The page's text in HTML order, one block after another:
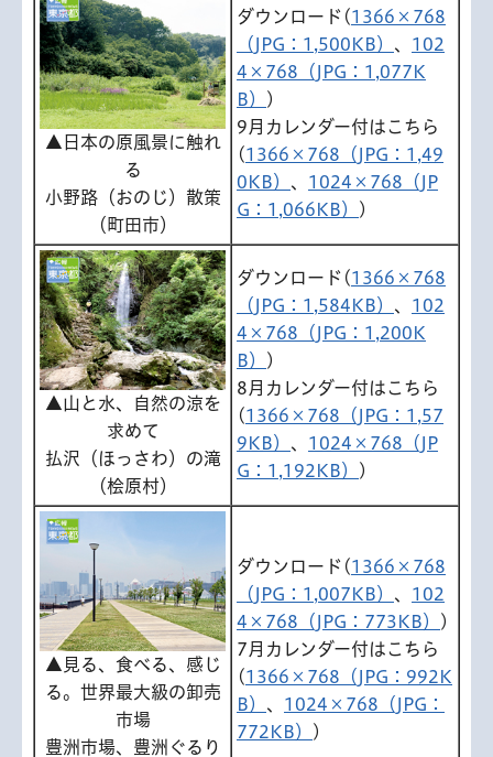
▲日本の原風景に触れ
る
小野路（おのじ）散策
（町田市）
ダウンロード(1366×768
（JPG：1,500KB） 、 102
4×768（JPG：1,077K
B）
)
9月カレンダー付はこちら
(1366×768（JPG：1,49
0KB） 、 1024×768（JP
G：1,066KB）
)
▲山と水、自然の涼を
求めて
払沢（ほっさわ）の滝
（桧原村）
ダウンロード(1366×768
（JPG：1,584KB） 、 102
4×768（JPG：1,200K
B）
)
8月カレンダー付はこちら
(1366×768（JPG：1,57
9KB） 、 1024×768（JP
G：1,192KB）
)
▲見る、食べる、感じ
る。世界最大級の卸売
市場
豊洲市場、豊洲ぐるり
ダウンロード(1366×768
（JPG：1,007KB） 、 102
4×768（JPG：773KB）
)
7月カレンダー付はこちら
(1366×768（JPG：992K
B） 、 1024×768（JPG：
772KB）
)